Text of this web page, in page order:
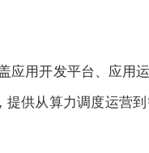
应用开发平台、应用
供从算力调度运营